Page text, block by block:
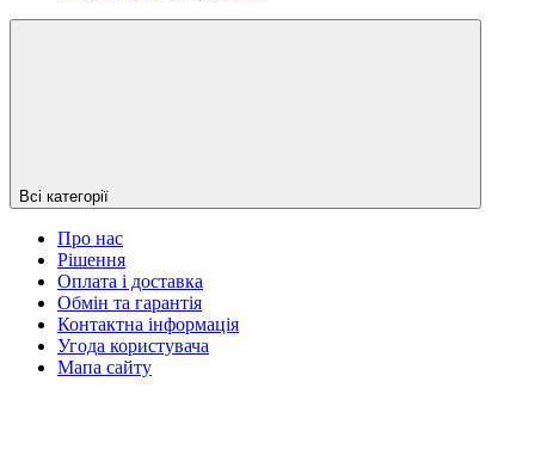
Всі категорії
Про нас
Рішення
Оплата і доставка
Обмін та гарантія
Контактна інформація
Угода користувача
Мапа сайту